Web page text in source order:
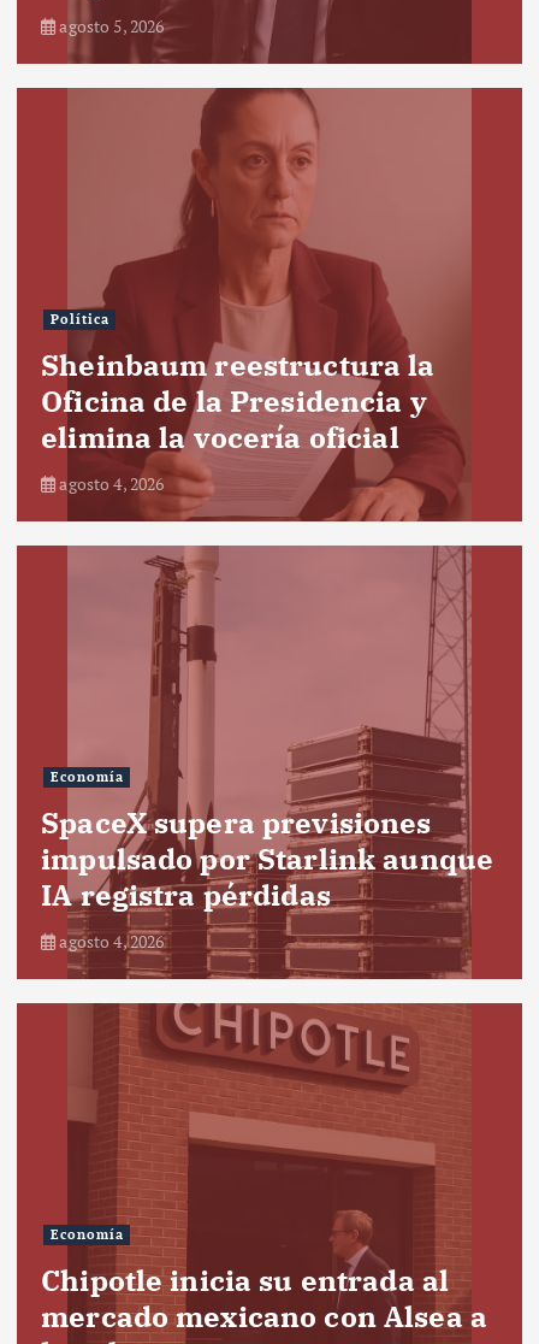
agosto 5, 2026
Política
Sheinbaum reestructura la
Oficina de la Presidencia y
elimina la vocería oficial
agosto 4, 2026
Economía
SpaceX supera previsiones
impulsado por Starlink aunque
IA registra pérdidas
agosto 4, 2026
Economía
Chipotle inicia su entrada al
mercado mexicano con Alsea a